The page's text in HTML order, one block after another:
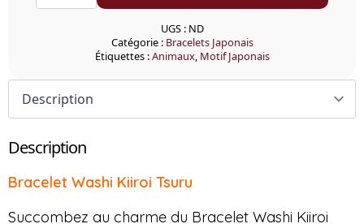
Washi
UGS : ND
Catégorie : Bracelets Japonais
Étiquettes :Animaux, Motif Japonais
Description
Bracelet Washi Kiiroi Tsuru
Succombez au charme du Bracelet Washi Kiiroi